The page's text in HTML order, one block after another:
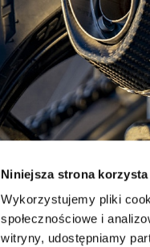
Niniejsza strona
Wykorzystujemy pliki
społecznościowe i
witryny, udostępniamy